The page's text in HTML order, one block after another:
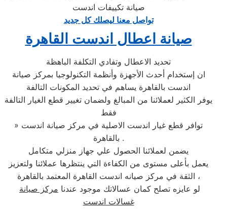
صيانة تكييفات اندست
تواصل معنا ليصلك كل جديد
صيانة اعطال اندست القاهرة
تحديد الاعطال وتفادي التكلفة الباهظة
ان إستخدام أحدث الأجهزة وأنظمة التكنولوجيا بمركز صيانة
اندست بالقاهرة يساهم في تحديد المكونات التالفة
يوفر الكثير لعملائنا من المبالغ ولضمان تغيير قطع الغيار التالفة
فقط
» توافر قطع غيار اندست الاصلية في مركز صيانة اندست
بالقاهرة .
يضمن لعملائنا الحصول علي جهاز منزلي متكامل
يعمل بأعلى مستوى من الكفاءة التي ينتظرها عملائنا ولتعزيز
الثقة في مركز صيانه اندست القاهرة المعتمد بالقاهرة ،
لو عايزه تصلح كمان عسالاتك موجود عندنا مركز صيانة
غسالات اندست